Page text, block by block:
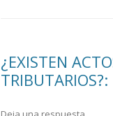
¿EXISTEN